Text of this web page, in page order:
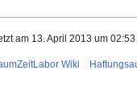
am 13. April 2013 um
Wiki